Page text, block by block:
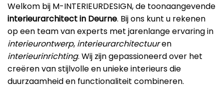
Welkom bij M-INTERIEURDESIGN, de toonaangevende
interieurarchitect in Deurne. Bij ons kunt u rekenen
op een team van experts met jarenlange ervaring in
interieurontwerp, interieurarchitectuuren
interieurinrichting. Wij zijn gepassioneerd over het
creëren van stijlvolle en unieke interieurs die
duurzaamheid en functionaliteit combineren.